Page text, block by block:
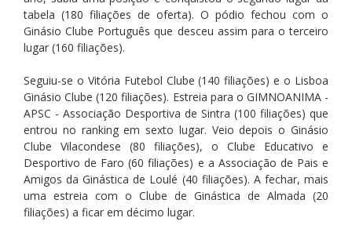
tabela (180 filiações de oferta). O pódio fechou com o
Ginásio Clube Português que desceu assim para o terceiro
lugar (160 filiações).
Seguiu-se o Vitória Futebol Clube (140 filiações) e o Lisboa
Ginásio Clube (120 filiações). Estreia para o GIMNOANIMA -
APSC - Associação Desportiva de Sintra (100 filiações) que
entrou no ranking em sexto lugar. Veio depois o Ginásio
Clube Vilacondese (80 filiações), o Clube Educativo e
Desportivo de Faro (60 filiações) e a Associação de Pais e
Amigos da Ginástica de Loulé (40 filiações). A fechar, mais
uma estreia com o Clube de Ginástica de Almada (20
filiações) a ficar em décimo lugar.